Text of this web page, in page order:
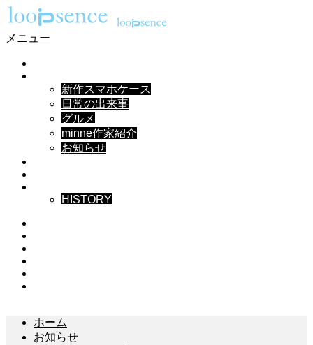
メニュー
新作スマホケース
日常の出来事
グルメ
minne作家紹介
お知らせ
HISTORY
ホーム
お知らせ